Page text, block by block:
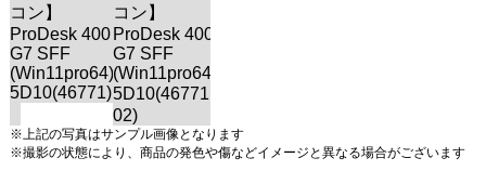
※上記の写真はサンプル画像となります
※撮影の状態により、商品の発色や傷などイメージと異なる場合がございます